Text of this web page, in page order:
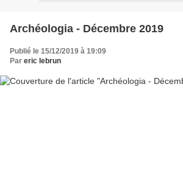
Archéologia - Décembre 2019
Publié le 15/12/2019 à 19:09
Par eric lebrun